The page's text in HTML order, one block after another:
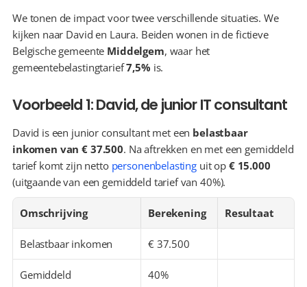
We tonen de impact voor twee verschillende situaties. We
kijken naar David en Laura. Beiden wonen in de fictieve
Belgische gemeente Middelgem, waar het
gemeentebelastingtarief 7,5% is.
Voorbeeld 1: David, de junior IT consultant
David is een junior consultant met een belastbaar
inkomen van € 37.500. Na aftrekken en met een gemiddeld
tarief komt zijn netto personenbelasting uit op € 15.000
(uitgaande van een gemiddeld tarief van 40%).
Omschrijving Berekening Resultaat
Belastbaar inkomen € 37.500
Gemiddeld
40%